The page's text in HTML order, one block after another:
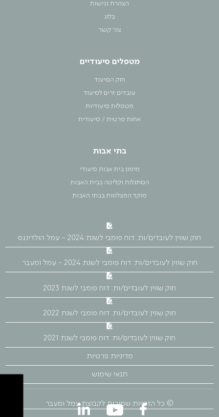
הצהרת נגישות
בלוג
צור קשר
מטפלים סיעודיים
חוק הסיעוד
עובדים זרים לסיעוד
מטפלות סיעודיות
אחות פרטית / סיעודית
בתי אבות
מימון בית אבות סיעודי
הסתגלות וקליטה בבית האבות
מוקד המצלמות בבתי האבות
חוק שווין לעובדים/ות: דוח פומבי לשנת 2024 - עמל הולדינגס
חוק שווין לעובדים/ות: דוח פומבי לשנת 2024 - עמל ומעבר
חוק שווין לעובדים/ות: דוח פומבי לשנת 2023
חוק שווין לעובדים/ות: דוח פומבי לשנת 2022
חוק שווין לעובדים/ות: דוח פומבי לשנת 2021
מדיניות פרטיות
תנאי שימוש
© כל הזכויות שמורות לקבוצת עמל ומעבר